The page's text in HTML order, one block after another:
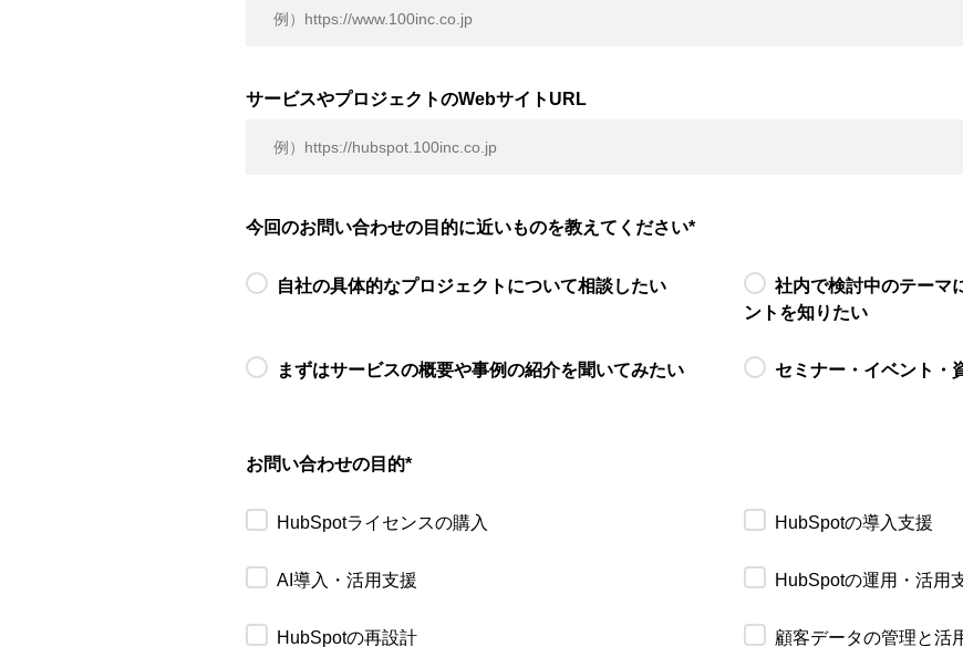
サービスやプロジェクトのWebサイトURL
今回のお問い合わせの目的に近いものを教えてください*
自社の具体的なプロジェクトについて相談したい
社内で検討中のテーマ
ントを知りたい
まずはサービスの概要や事例の紹介を聞いてみたい セミナー・イベント・
お問い合わせの目的*
HubSpotライセンスの購入 HubSpotの導入支援
AI導入・活用支援 HubSpotの運用・活用
HubSpotの再設計 顧客データの管理と活